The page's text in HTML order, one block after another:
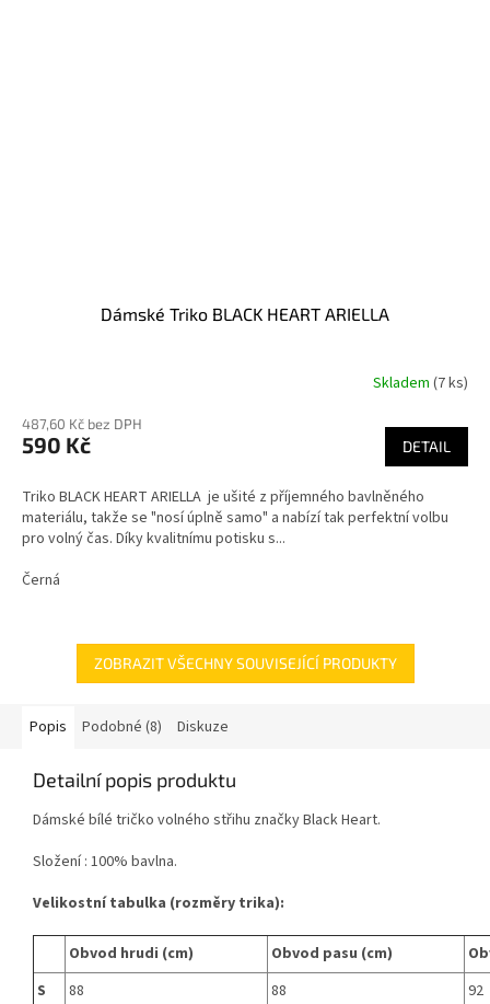
Dámské Triko BLACK HEART ARIELLA
Skladem (7 ks)
487,60 Kč bez DPH
590 Kč DETAIL
Triko BLACK HEART ARIELLA je ušité z příjemného bavlněného
materiálu, takže se "nosí úplně samo" a nabízí tak perfektní volbu
pro volný čas. Díky kvalitnímu potisku s...
Černá
ZOBRAZIT VŠECHNY SOUVISEJÍCÍ PRODUKTY
Popis Podobné (8) Diskuze
Detailní popis produktu
Dámské bílé tričko volného střihu značky Black Heart.
Složení : 100% bavlna.
Velikostní tabulka (rozměry trika):
Obvod hrudi (cm) Obvod pasu (cm)
S
88 88
92